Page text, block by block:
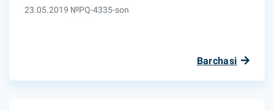
23.05.2019 №PQ-4335-son
Barchasi